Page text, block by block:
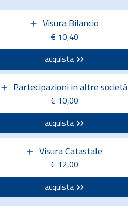
Visura Bilancio
€ 10,40
acquista
Partecipazioni in altre società
€ 10,00
acquista
Visura Catastale
€ 12,00
acquista